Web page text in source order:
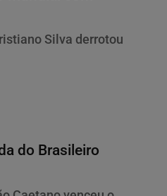
Silva derrotou
do Brasileiro